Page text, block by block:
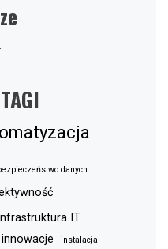
danych
IT
innowacje instalacja